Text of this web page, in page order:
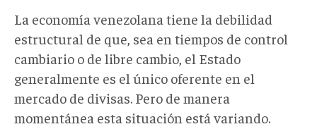
La economía venezolana tiene la debilidad
estructural de que, sea en tiempos de control
cambiario o de libre cambio, el Estado
generalmente es el único oferente en el
mercado de divisas. Pero de manera
momentánea esta situación está variando.